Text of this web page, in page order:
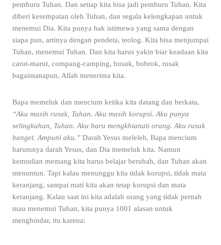
pemburu Tuhan. Dan setiap kita bisa jadi pemburu Tuhan. Kita
diberi kesempatan oleh Tuhan, dan segala kelengkapan untuk
menemui Dia. Kita punya hak istimewa yang sama dengan
siapa pun, artinya dengan pendeta, teolog. Kita bisa menjumpai
Tuhan, menemui Tuhan. Dan kita harus yakin biar keadaan kita
carut-marut, compang-camping, busuk, bobrok, rusak
bagaimanapun, Allah menerima kita.
Bapa memeluk dan mencium ketika kita datang dan berkata,
“Aku masih rusak, Tuhan. Aku masih korupsi. Aku punya
selingkuhan, Tuhan. Aku baru mengkhianati orang. Aku rusak
banget. Ampuni aku.” Darah Yesus meleleh, Bapa mencium
harumnya darah Yesus, dan Dia memeluk kita. Namun
kemudian memang kita harus belajar berubah, dan Tuhan akan
menuntun. Tapi kalau menunggu kita tidak korupsi, tidak mata
keranjang, sampai mati kita akan tetap korupsi dan mata
keranjang. Kalau saat ini kita adalah orang yang tidak pernah
mau menemui Tuhan, kita punya 1001 alasan untuk
menghindar, itu karena: